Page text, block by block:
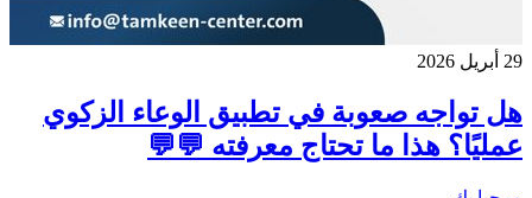
29 أبريل 2026
هل تواجه صعوبة في تطبيق الوعاء الزكوي
عمليًا؟ هذا ما تحتاج معرفته 💬💬